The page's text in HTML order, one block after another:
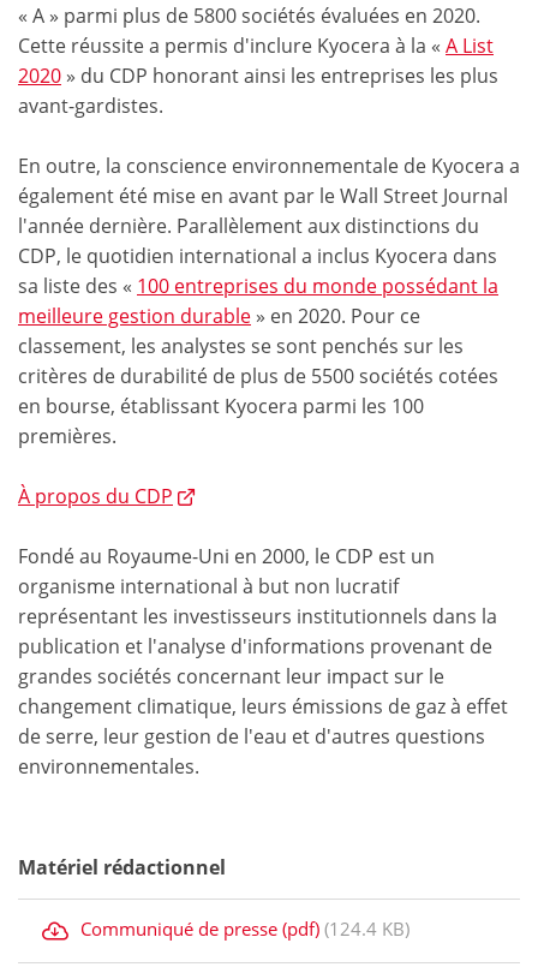
« A » parmi plus de 5800 sociétés évaluées en 2020.
Cette réussite a permis d'inclure Kyocera à la « A List
2020 » du CDP honorant ainsi les entreprises les plus
avant-gardistes.
En outre, la conscience environnementale de Kyocera a
également été mise en avant par le Wall Street Journal
l'année dernière. Parallèlement aux distinctions du
CDP, le quotidien international a inclus Kyocera dans
sa liste des « 100 entreprises du monde possédant la
meilleure gestion durable » en 2020. Pour ce
classement, les analystes se sont penchés sur les
critères de durabilité de plus de 5500 sociétés cotées
en bourse, établissant Kyocera parmi les 100
premières.
À propos du CDP
Fondé au Royaume-Uni en 2000, le CDP est un
organisme international à but non lucratif
représentant les investisseurs institutionnels dans la
publication et l'analyse d'informations provenant de
grandes sociétés concernant leur impact sur le
changement climatique, leurs émissions de gaz à effet
de serre, leur gestion de l'eau et d'autres questions
environnementales.
Matériel rédactionnel
Communiqué de presse (pdf) (124.4 KB)